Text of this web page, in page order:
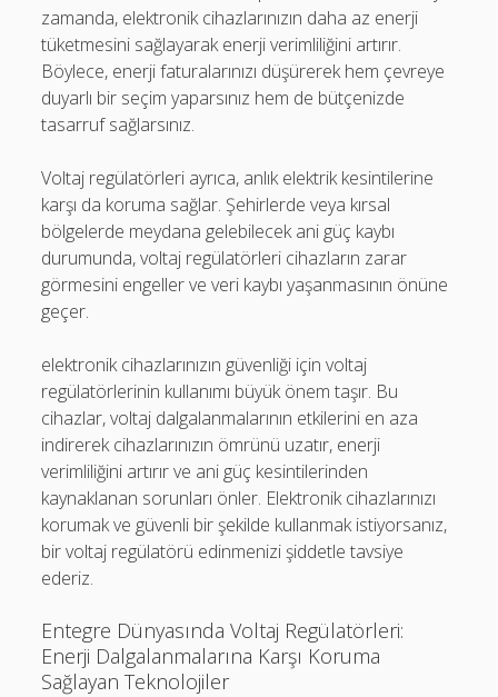
zamanda, elektronik cihazlarınızın daha az enerji
tüketmesini sağlayarak enerji verimliliğini artırır.
Böylece, enerji faturalarınızı düşürerek hem çevreye
duyarlı bir seçim yaparsınız hem de bütçenizde
tasarruf sağlarsınız.
Voltaj regülatörleri ayrıca, anlık elektrik kesintilerine
karşı da koruma sağlar. Şehirlerde veya kırsal
bölgelerde meydana gelebilecek ani güç kaybı
durumunda, voltaj regülatörleri cihazların zarar
görmesini engeller ve veri kaybı yaşanmasının önüne
geçer.
elektronik cihazlarınızın güvenliği için voltaj
regülatörlerinin kullanımı büyük önem taşır. Bu
cihazlar, voltaj dalgalanmalarının etkilerini en aza
indirerek cihazlarınızın ömrünü uzatır, enerji
verimliliğini artırır ve ani güç kesintilerinden
kaynaklanan sorunları önler. Elektronik cihazlarınızı
korumak ve güvenli bir şekilde kullanmak istiyorsanız,
bir voltaj regülatörü edinmenizi şiddetle tavsiye
ederiz.
Entegre Dünyasında Voltaj Regülatörleri:
Enerji Dalgalanmalarına Karşı Koruma
Sağlayan Teknolojiler